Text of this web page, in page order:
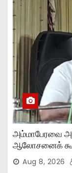
அம்மாபேரவை
ஆலோசனைக்
Aug 8, 2026